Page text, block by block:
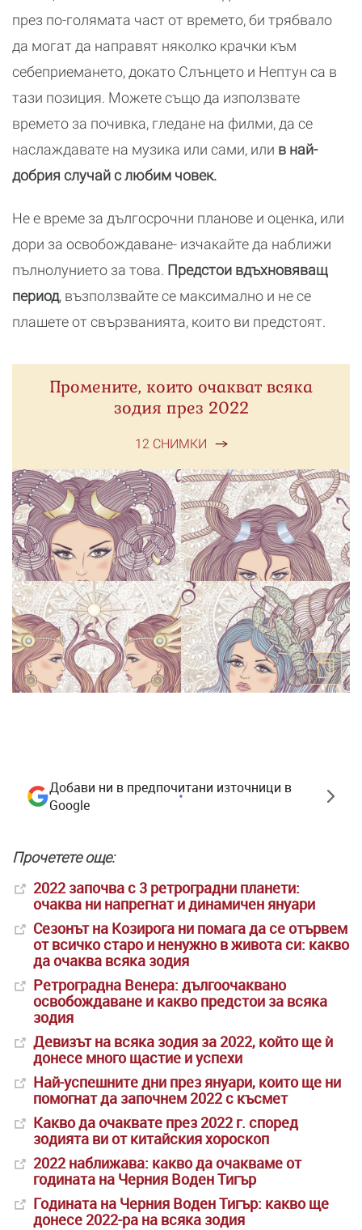
през по-голямата част от времето, би трябвало
да могат да направят няколко крачки към
себеприемането, докато Слънцето и Нептун са в
тази позиция. Можете също да използвате
времето за почивка, гледане на филми, да се
наслаждавате на музика или сами, или в най-
добрия случай с любим човек.
Не е време за дългосрочни планове и оценка, или
дори за освобождаване- изчакайте да наближи
пълнолунието за това. Предстои вдъхновяващ
период, възползвайте се максимално и не се
плашете от свързванията, които ви предстоят.
Промените, които очакват всяка
зодия през 2022
12 СНИМКИ
Добави ни в предпочитани източници в
Google
Прочетете още:
2022 започва с 3 ретроградни планети:
очаква ни напрегнат и динамичен януари
Сезонът на Козирога ни помага да се отървем
от всичко старо и ненужно в живота си: какво
да очаква всяка зодия
Ретроградна Венера: дългоочаквано
освобождаване и какво предстои за всяка
зодия
Девизът на всяка зодия за 2022, който ще ѝ
донесе много щастие и успехи
Най-успешните дни през януари, които ще ни
помогнат да започнем 2022 с късмет
Какво да очаквате през 2022 г. според
зодията ви от китайския хороскоп
2022 наближава: какво да очакваме от
годината на Черния Воден Тигър
Годината на Черния Воден Тигър: какво ще
донесе 2022-ра на всяка зодия